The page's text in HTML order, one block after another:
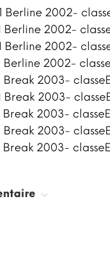
Berline 2002-
Berline 2002-
Berline 2002-
Berline 2002-
Break 2003-
Break 2003-
Break 2003-
Break 2003-
Break 2003-